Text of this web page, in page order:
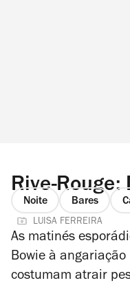
Rive-Rouge:
Noite Bares
LUISA FERREIRA
As matinés
Bowie à
costumam atrair